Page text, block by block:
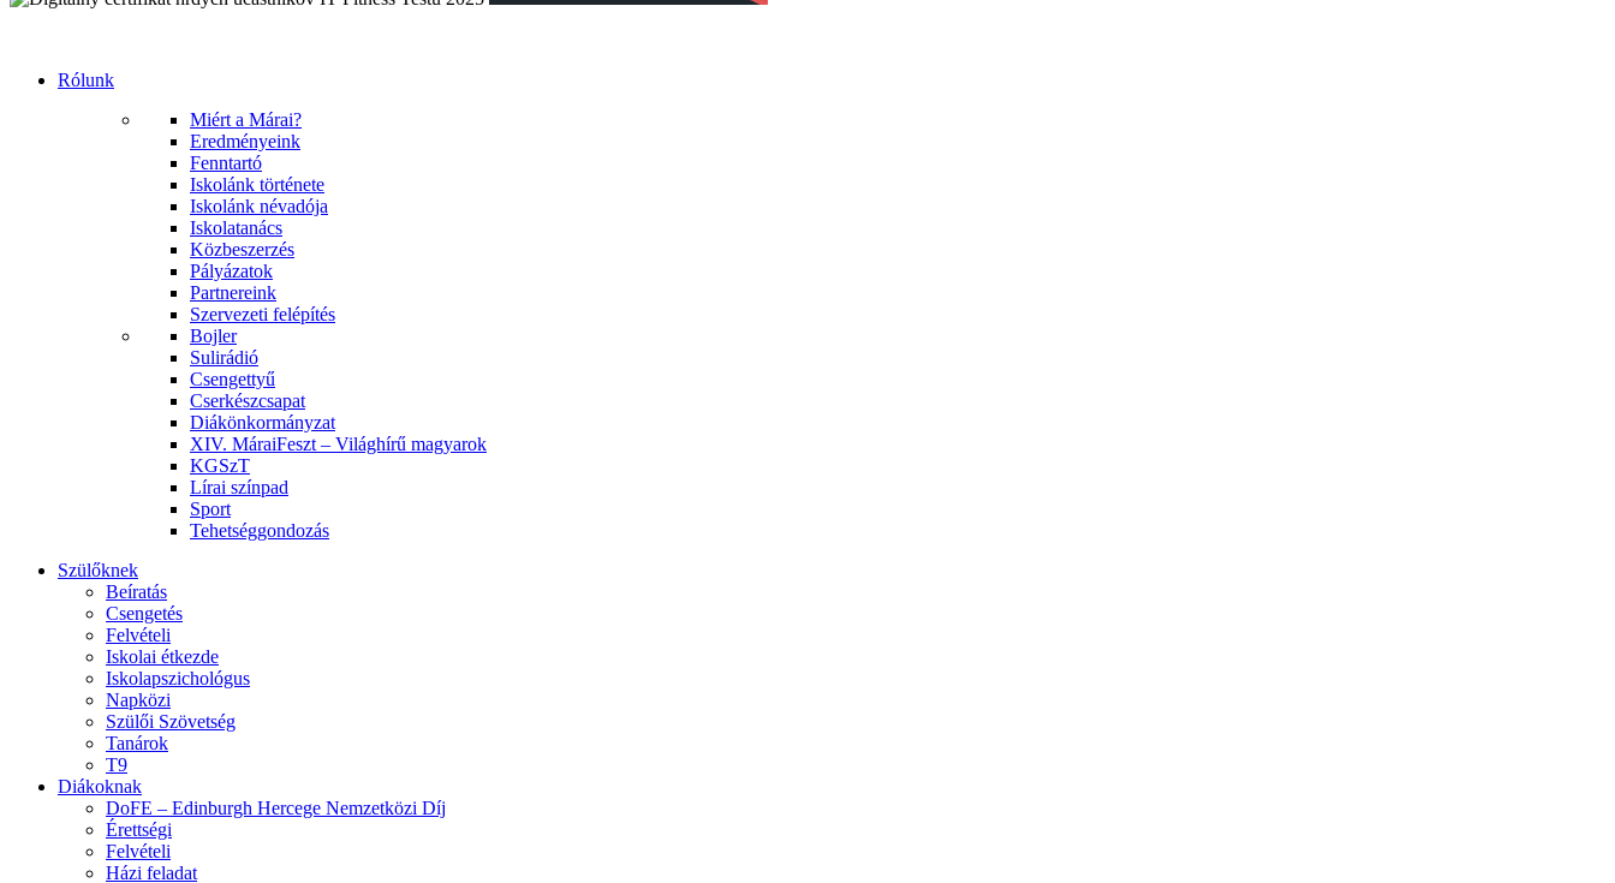
Rólunk
Miért a Márai?
Eredményeink
Fenntartó
Iskolánk története
Iskolánk névadója
Iskolatanács
Közbeszerzés
Pályázatok
Partnereink
Szervezeti felépítés
Bojler
Sulirádió
Csengettyű
Cserkészcsapat
Diákönkormányzat
XIV. MáraiFeszt – Világhírű magyarok
KGSzT
Lírai színpad
Sport
Tehetséggondozás
Szülőknek
Beíratás
Csengetés
Felvételi
Iskolai étkezde
Iskolapszichológus
Napközi
Szülői Szövetség
Tanárok
T9
Diákoknak
DoFE – Edinburgh Hercege Nemzetközi Díj
Érettségi
Felvételi
Házi feladat